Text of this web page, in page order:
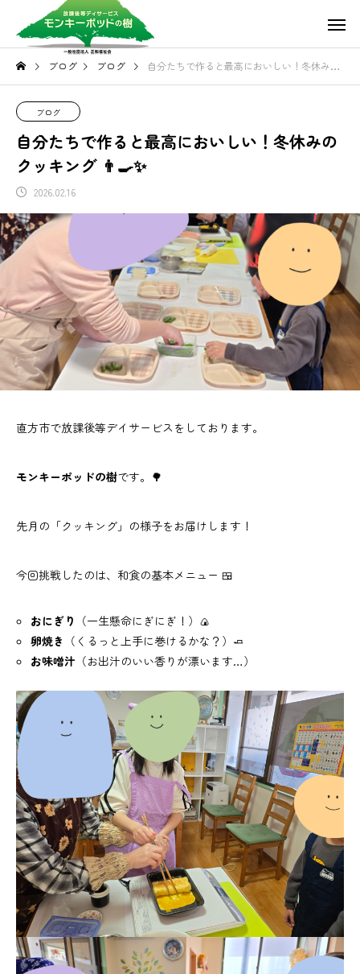
ブログ ブログ 自分たちで作ると最高においしい！冬休みのクッキング 👨‍🍳✨
ブログ
自分たちで作ると最高においしい！冬休みの
クッキング 👨‍🍳✨
2026.02.16
直方市で放課後等デイサービスをしております。
モンキーポッドの樹です。🌳
先月の「クッキング」の様子をお届けします！
今回挑戦したのは、和食の基本メニュー 🍱
おにぎり （一生懸命にぎにぎ！）🍙
卵焼き （くるっと上手に巻けるかな？）🧈
お味噌汁 （お出汁のいい香りが漂います…）